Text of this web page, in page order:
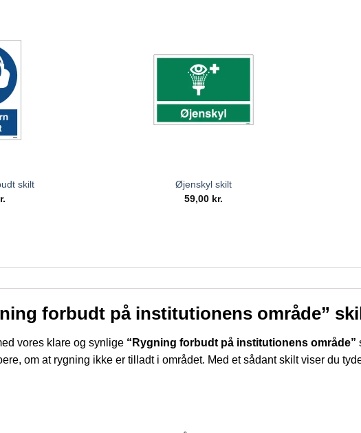
skilt
Øjenskyl skilt
59,00 kr.
forbudt på institutionens område”
vores klare og synlige “Rygning forbudt på institutionens område”
om at rygning ikke er tilladt i området. Med et sådant skilt viser du